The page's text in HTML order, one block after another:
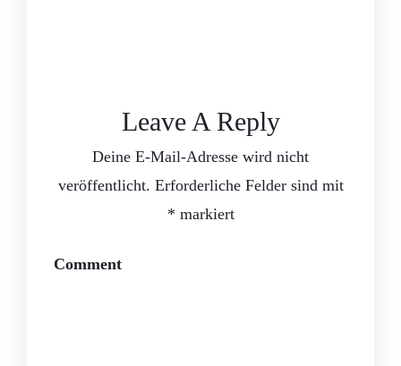
Leave A Reply
Deine E-Mail-Adresse wird nicht
veröffentlicht. Erforderliche Felder sind mit
* markiert
Comment